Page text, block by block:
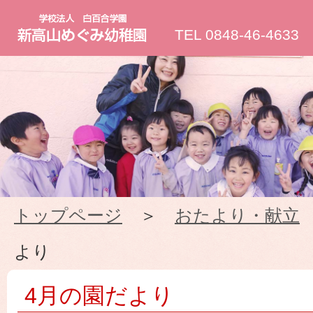
新
高
山
め
ぐ
み
幼
TEL 0848-46-4633
トップページ ＞ おたより・献立
より
4月の園だより